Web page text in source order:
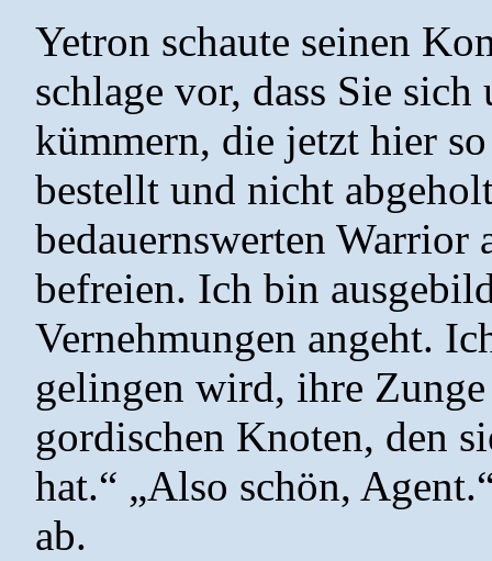
Yetron schaute seinen
schlage vor, dass Sie
kümmern, die jetzt hier
bestellt und nicht
bedauernswerten
befreien. Ich bin
Vernehmungen angeht.
gelingen wird, ihre
gordischen Knoten, den
hat.“ „Also schön,
ab.